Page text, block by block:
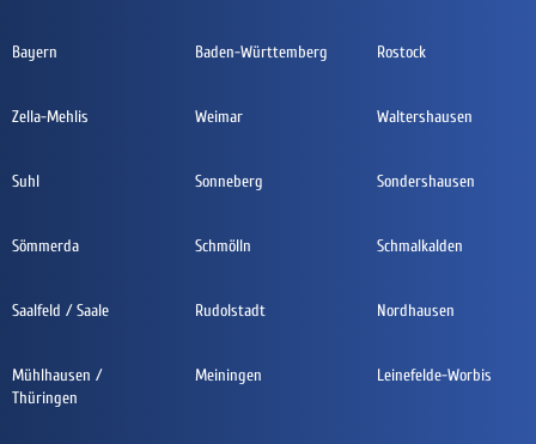
Bayern Baden-Württemberg Rostock
Zella-Mehlis Weimar Waltershausen
Suhl Sonneberg Sondershausen
Sömmerda Schmölln Schmalkalden
Saalfeld / Saale Rudolstadt Nordhausen
Mühlhausen /
Thüringen
Meiningen Leinefelde-Worbis